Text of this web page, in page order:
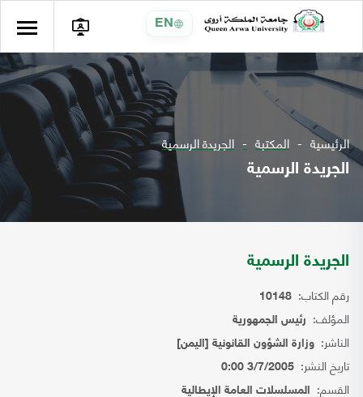
EN
الرئيسية المكتبة الجريدة الرسمية
الجريدة الرسمية
الجريدة الرسمية
رقم الكتاب: 10148
المؤلف: رئيس الجمهورية
الناشر: وزارة الشؤون القانونية [اليمن]
تاريخ النشر: 3/7/2005 0:00
القسم: المسلسلات العامة الإيطالية